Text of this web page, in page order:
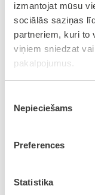
izmantojat mūsu
sociālās saziņas
partneriem, kuri to
viņiem sniedzat
pakalpojumus.
izvēle
Nepieciešams
Preferences
Statistika